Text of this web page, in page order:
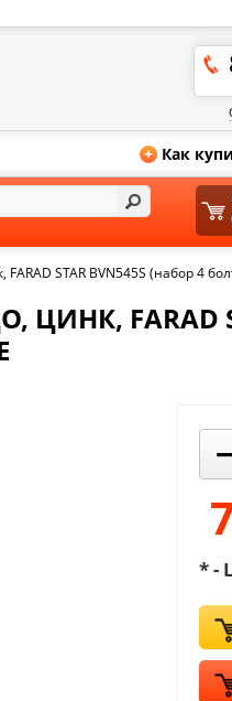
+ Как
STAR BVN545S (набор 4
FARAD
−
* -